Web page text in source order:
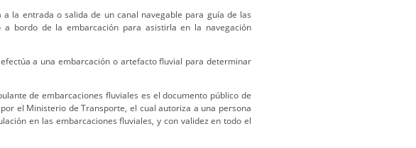
la entrada o salida de un canal navegable para guía de las
a bordo de la embarcación para asistirla en la navegación
a una embarcación o artefacto fluvial para determinar
de embarcaciones fluviales es el documento público de
el Ministerio de Transporte, el cual autoriza a una persona
en las embarcaciones fluviales, y con validez en todo el